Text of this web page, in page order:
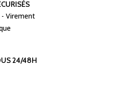
- Virement
24/48H